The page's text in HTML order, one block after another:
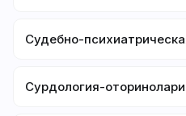
Судебно-
Сурдология-